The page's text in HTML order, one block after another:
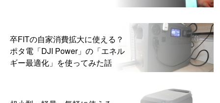
卒FITの自家消費拡大に使える？
ポタ電「DJI Power」の「エネル
ギー最適化」を使ってみた話